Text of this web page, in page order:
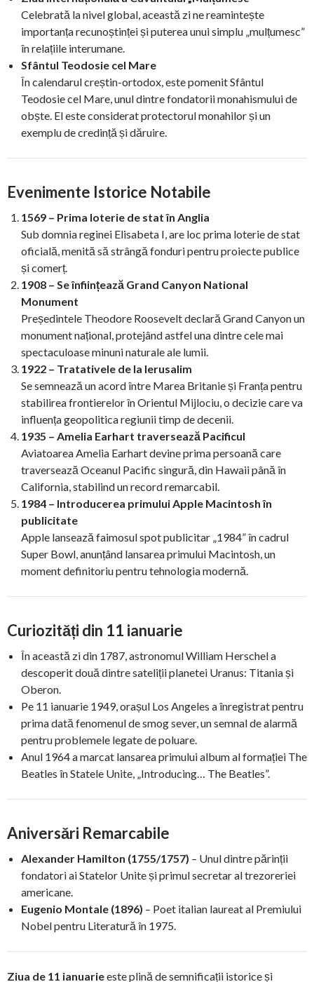
Celebrată la nivel global, această zi ne reamintește
importanța recunoștinței și puterea unui simplu „mulțumesc”
în relațiile interumane.
Sfântul Teodosie cel Mare
În calendarul creștin-ortodox, este pomenit Sfântul
Teodosie cel Mare, unul dintre fondatorii monahismului de
obște. El este considerat protectorul monahilor și un
exemplu de credință și dăruire.
Evenimente Istorice Notabile
1569 – Prima loterie de stat în Anglia
Sub domnia reginei Elisabeta I, are loc prima loterie de stat
oficială, menită să strângă fonduri pentru proiecte publice
și comerț.
1908 – Se înființează Grand Canyon National
Monument
Președintele Theodore Roosevelt declară Grand Canyon un
monument național, protejând astfel una dintre cele mai
spectaculoase minuni naturale ale lumii.
1922 – Tratativele de la Ierusalim
Se semnează un acord între Marea Britanie și Franța pentru
stabilirea frontierelor în Orientul Mijlociu, o decizie care va
influența geopolitica regiunii timp de decenii.
1935 – Amelia Earhart traversează Pacificul
Aviatoarea Amelia Earhart devine prima persoană care
traversează Oceanul Pacific singură, din Hawaii până în
California, stabilind un record remarcabil.
1984 – Introducerea primului Apple Macintosh în
publicitate
Apple lansează faimosul spot publicitar „1984” în cadrul
Super Bowl, anunțând lansarea primului Macintosh, un
moment definitoriu pentru tehnologia modernă.
Curiozități din 11 ianuarie
În această zi din 1787, astronomul William Herschel a
descoperit două dintre sateliții planetei Uranus: Titania și
Oberon.
Pe 11 ianuarie 1949, orașul Los Angeles a înregistrat pentru
prima dată fenomenul de smog sever, un semnal de alarmă
pentru problemele legate de poluare.
Anul 1964 a marcat lansarea primului album al formației The
Beatles în Statele Unite, „Introducing… The Beatles”.
Aniversări Remarcabile
Alexander Hamilton (1755/1757) – Unul dintre părinții
fondatori ai Statelor Unite și primul secretar al trezoreriei
americane.
Eugenio Montale (1896) – Poet italian laureat al Premiului
Nobel pentru Literatură în 1975.
Ziua de 11 ianuarieeste plină de semnificații istorice și